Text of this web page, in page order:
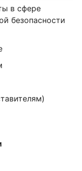
в сфере
безопасности